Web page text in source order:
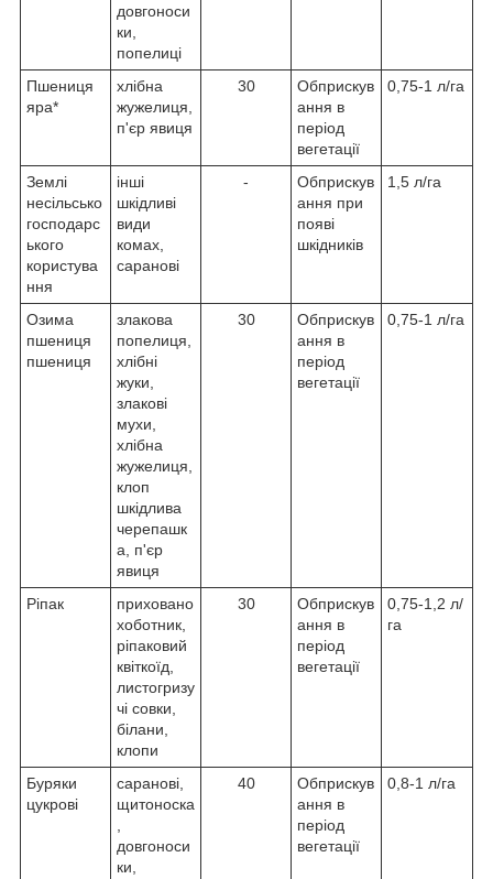
довгоноси
ки,
попелиці
Пшениця
яра*
хлібна
жужелиця,
п'єр явиця
30
Обприскув
ання в
період
вегетації
0,75-1 л/га
Землі
несільсько
господарс
ького
користува
ння
інші
шкідливі
види
комах,
саранові
-
Обприскув
ання при
появі
шкідників
1,5 л/га
Озима
пшениця
пшениця
злакова
попелиця,
хлібні
жуки,
злакові
мухи,
хлібна
жужелиця,
клоп
шкідлива
черепашк
а, п'єр
явиця
30
Обприскув
ання в
період
вегетації
0,75-1 л/га
Ріпак
приховано
хоботник,
ріпаковий
квіткоїд,
листогризу
чі совки,
білани,
клопи
30
Обприскув
ання в
період
вегетації
0,75-1,2 л/
га
Буряки
цукрові
саранові,
щитоноска
довгоноси
ки,
40
Обприскув
ання в
період
вегетації
0,8-1 л/га